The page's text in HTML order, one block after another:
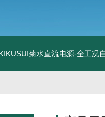
菊水直流电源-全工况